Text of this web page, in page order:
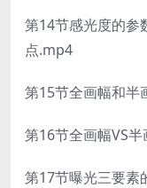
第14节感光度的参
点.mp4
第15节全画幅和半
第16节全画幅VS
第17节曝光三要素